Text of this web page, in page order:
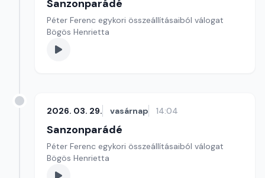
Sanzonparádé
Péter Ferenc egykori összeállításaiból válogat
Bögös Henrietta
2026. 03. 29. vasárnap 14:04
Sanzonparádé
Péter Ferenc egykori összeállításaiból válogat
Bögös Henrietta